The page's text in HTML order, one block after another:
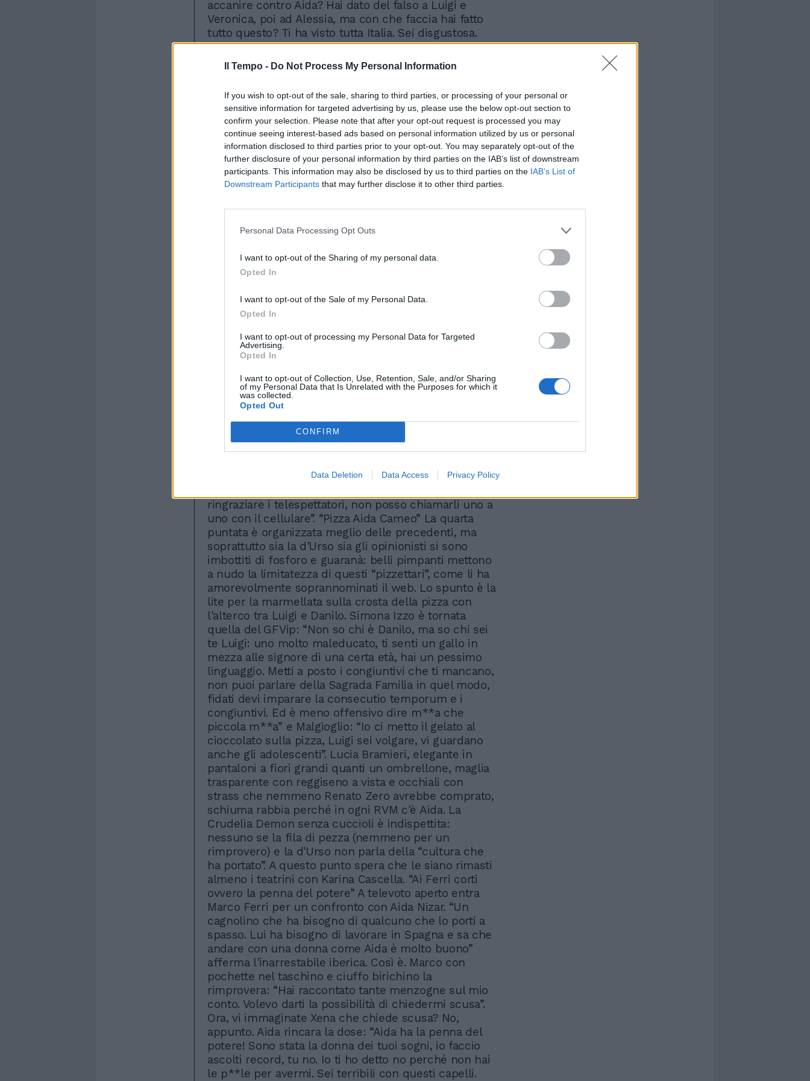
Il Tempo - Do Not Process My Personal Information
If you wish to opt-out of the sale, sharing to third parties, or processing of your personal or
sensitive information for targeted advertising by us, please use the below opt-out section to
confirm your selection. Please note that after your opt-out request is processed you may
continue seeing interest-based ads based on personal information utilized by us or personal
information disclosed to third parties prior to your opt-out. You may separately opt-out of the
further disclosure of your personal information by third parties on the IAB’s list of downstream
participants. This information may also be disclosed by us to third parties on the IAB’s List of
Downstream Participants that may further disclose it to other third parties.
Personal Data Processing Opt Outs
I want to opt-out of the Sharing of my personal data.
Opted In
I want to opt-out of the Sale of my Personal Data.
Opted In
I want to opt-out of processing my Personal Data for Targeted
Advertising.
Opted In
I want to opt-out of Collection, Use, Retention, Sale, and/or Sharing
of my Personal Data that Is Unrelated with the Purposes for which it
was collected.
Opted Out
CONFIRM
Data Deletion Data Access Privacy Policy